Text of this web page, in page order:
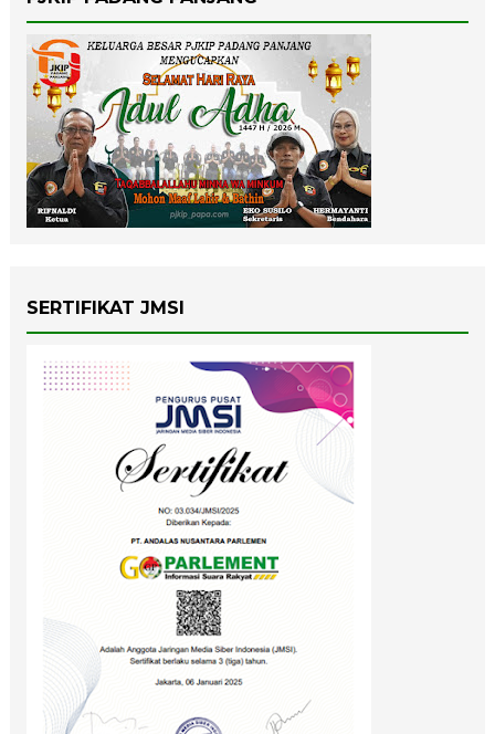
SERTIFIKAT JMSI